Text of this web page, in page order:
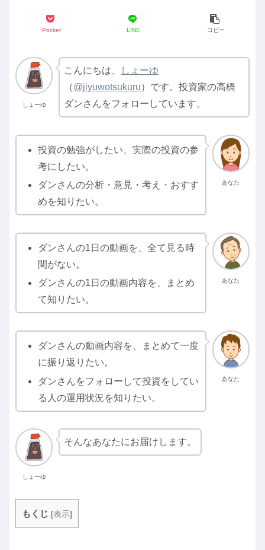
Pocket LINE コピー
しょーゆ
こんにちは、
しょーゆ
（@jiyuwotsukuru）です。投資家の高橋
ダンさんをフォローしています。
あなた
投資の勉強がしたい、実際の投資の参
考にしたい。
ダンさんの分析・意見・考え・おすす
めを知りたい。
あなた
ダンさんの1日の動画を、全て見る時
間がない。
ダンさんの1日の動画内容を、まとめ
て知りたい。
あなた
ダンさんの動画内容を、まとめて一度
に振り返りたい。
ダンさんをフォローして投資をしてい
る人の運用状況を知りたい。
しょーゆ
そんなあなたにお届けします。
もくじ [表示]